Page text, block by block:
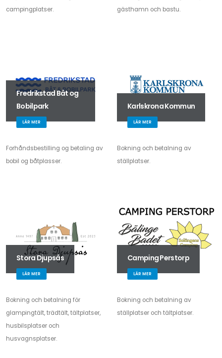
campingplatser.
gästhamn och bastu.
Fredrikstad Båt og
Bobilpark
LÄR MER
Forhåndsbestilling og betaling av
bobil og båtplasser.
Karlskrona Kommun
LÄR MER
Bokning och betalning av
ställplatser.
Stora Djupsås
LÄR MER
Bokning och betalning för
glampingtält, trädtält, tältplatser,
husbilsplatser och
husvagnsplatser.
Camping Perstorp
LÄR MER
Bokning och betalning av
ställplatser och tältplatser.